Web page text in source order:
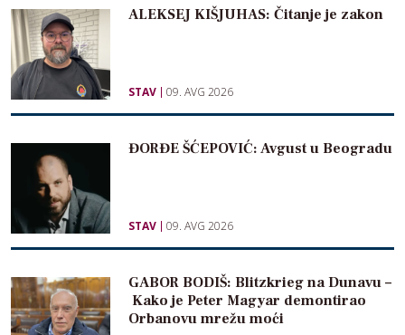
ALEKSEJ KIŠJUHAS: Čitanje je zakon
STAV 09. AVG 2026
ĐORĐE ŠĆEPOVIĆ: Avgust u Beogradu
STAV 09. AVG 2026
GABOR BODIŠ: Blitzkrieg na Dunavu –
Kako je Peter Magyar demontirao
Orbanovu mrežu moći